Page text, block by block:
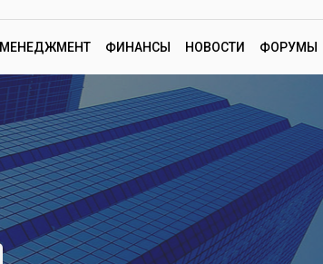
МЕНЕДЖМЕНТ ФИНАНСЫ НОВОСТИ ФОРУМЫ